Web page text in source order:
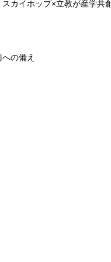
カイホップ×立教が産学共
の備え